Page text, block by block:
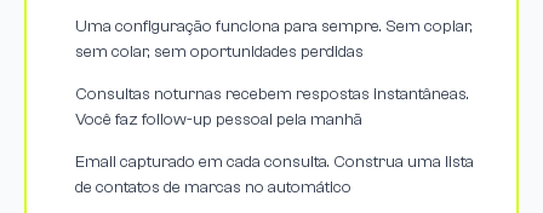
Uma configuração funciona para sempre. Sem copiar,
sem colar, sem oportunidades perdidas
Consultas noturnas recebem respostas instantâneas.
Você faz follow-up pessoal pela manhã
Email capturado em cada consulta. Construa uma lista
de contatos de marcas no automático